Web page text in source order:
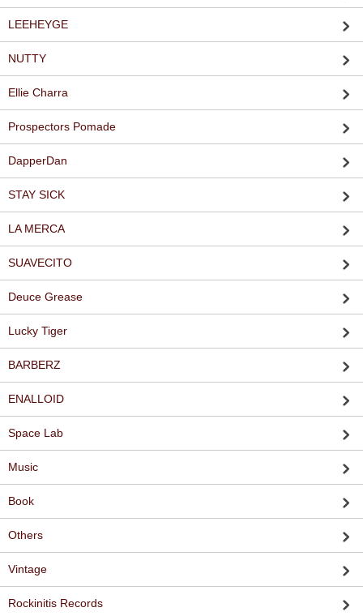
LEEHEYGE
NUTTY
Ellie Charra
Prospectors Pomade
DapperDan
STAY SICK
LA MERCA
SUAVECITO
Deuce Grease
Lucky Tiger
BARBERZ
ENALLOID
Space Lab
Music
Book
Others
Vintage
Rockinitis Records